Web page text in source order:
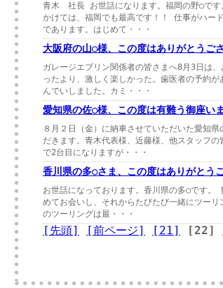
青木 社長 お世話になります。福岡の野○です
かけては、福岡でも最高です！！ 仕事がハー
であります。はじめて・・・
大阪府の山○様、この度はありがとうご
ガレージエブリン関係者の皆さまへ8月3日は
ったより、激しく楽しかった。歯医者の予約
んでいしました。カミ・・・
愛知県の佐○様、この度は有難う御座いま
８月２日（金）に納車させていただいた愛知
だきます。青木代表様、近藤様、他スタッフ
で2台目になりますが・・・
香川県の多○さま、この度はありがとう
お世話になっております。香川県の多○です
めてお会いし、それからたびたび一緒にツーリ
のツーリングは最・・・
[先頭] [前ページ] [21] [22]